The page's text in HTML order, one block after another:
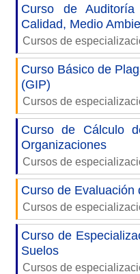
Curso de
Calidad, Medio
Cursos de
Curso Básico de
(GIP)
Cursos de
Curso de Cálculo
Organizaciones
Cursos de
Curso de Evaluación
Cursos de
Curso de
Suelos
Cursos de